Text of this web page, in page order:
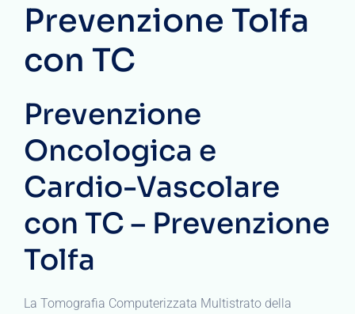
Prevenzione Tolfa
con TC
Prevenzione
Oncologica e
Cardio-Vascolare
con TC – Prevenzione
Tolfa
La Tomografia Computerizzata Multistrato della